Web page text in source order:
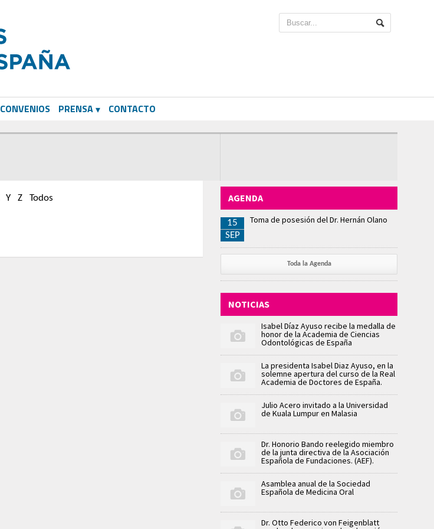
CONVENIOS PRENSA CONTACTO
Y Z Todos AGENDA
15
SEP
Toma de posesión del Dr. Hernán Olano
Toda la Agenda
NOTICIAS
Isabel Díaz Ayuso recibe la medalla de
honor de la Academia de Ciencias
Odontológicas de España
La presidenta Isabel Diaz Ayuso, en la
solemne apertura del curso de la Real
Academia de Doctores de España.
Julio Acero invitado a la Universidad
de Kuala Lumpur en Malasia
Dr. Honorio Bando reelegido miembro
de la junta directiva de la Asociación
Española de Fundaciones. (AEF).
Asamblea anual de la Sociedad
Española de Medicina Oral
Dr. Otto Federico von Feigenblatt